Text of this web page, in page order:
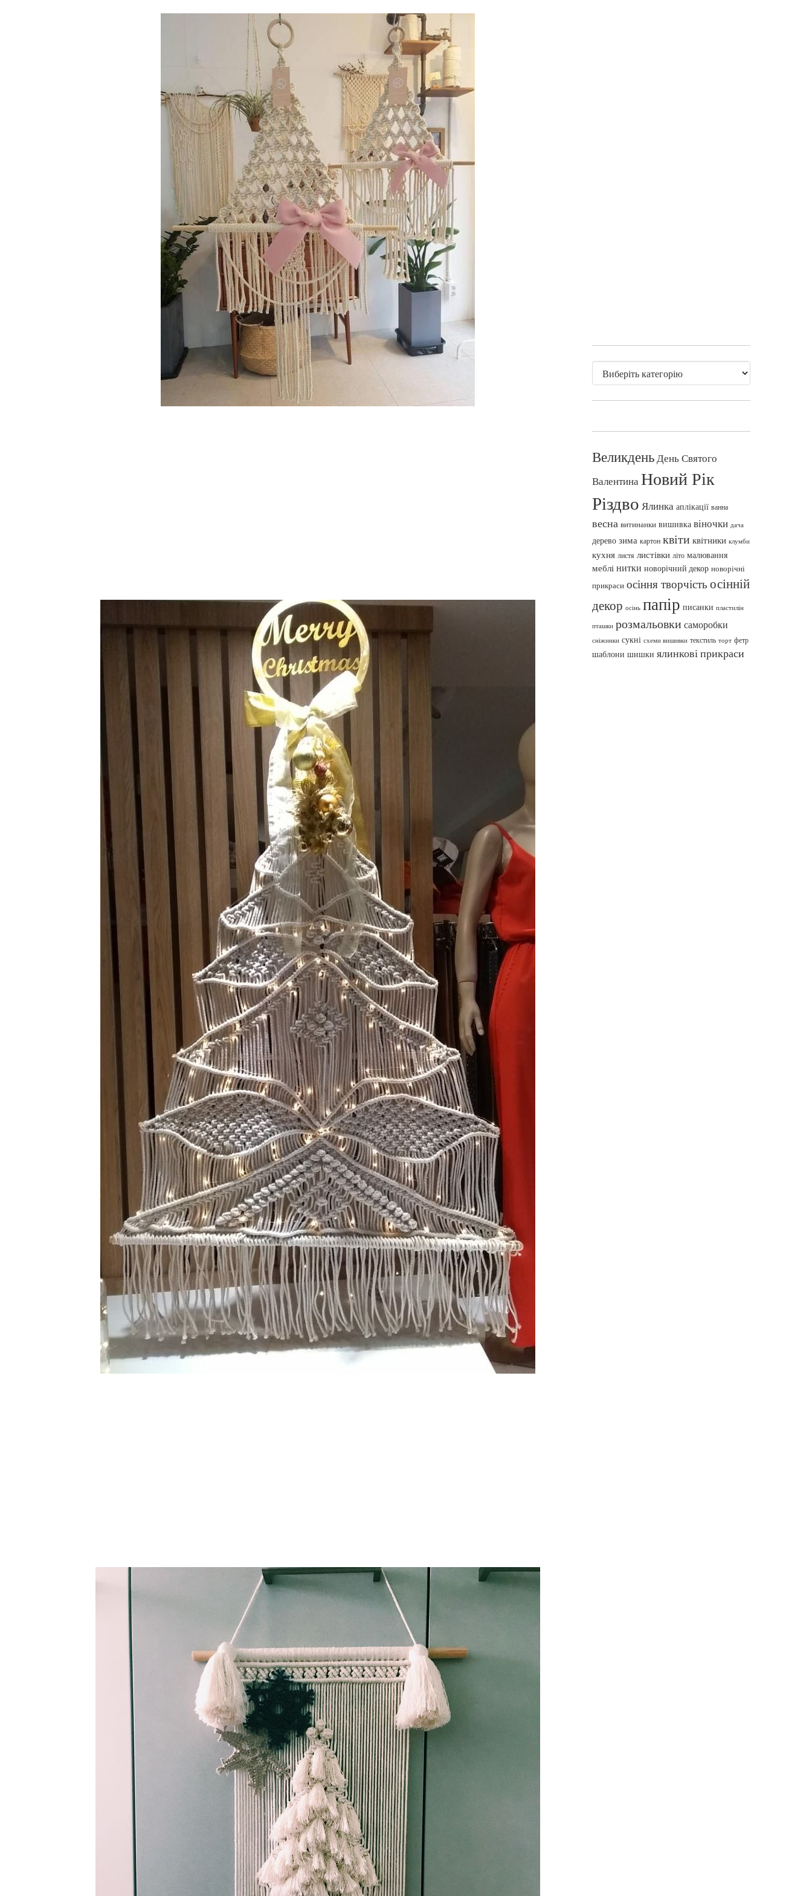
ВеликденьДень Святого
ВалентинаНовий Рік
Різдво Ялинка аплікації ванна
весна витинанки вишивка віночки дача
дерево зима картон квіти квітники клумби
кухня листя листівки літо малювання
меблі нитки новорічний декор новорічні
прикраси осіння творчість осінній
декор осінь папір писанки пластилін
пташки розмальовки саморобки
сніжинки сукні схеми вишивки текстиль торт фетр
шаблони шишки ялинкові прикраси